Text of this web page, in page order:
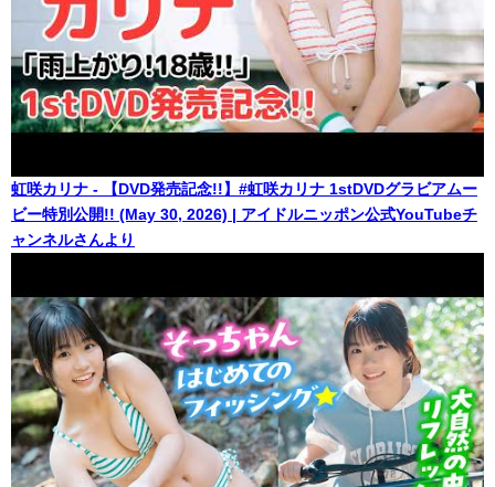
虹咲カリナ - 【DVD発売記念!!】#虹咲カリナ 1stDVDグラビアムー
ビー特別公開!! (May 30, 2026) | アイドルニッポン公式YouTubeチ
ャンネルさんより